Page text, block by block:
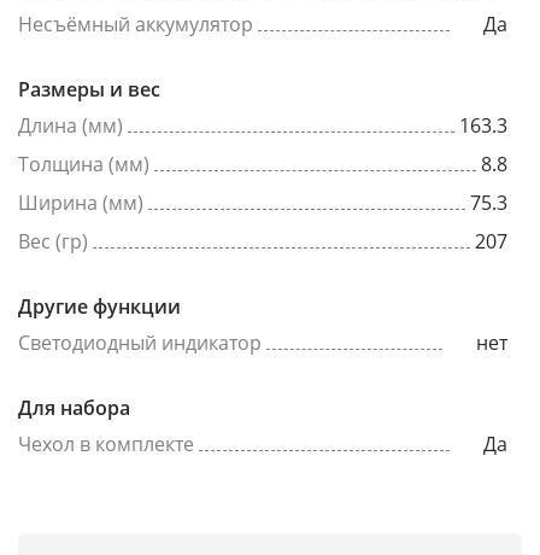
Несъёмный аккумулятор
Да
Размеры и вес
Длина (мм)
163.3
Толщина (мм)
8.8
Ширина (мм)
75.3
Вес (гр)
207
Другие функции
Светодиодный индикатор
нет
Для набора
Чехол в комплекте
Да